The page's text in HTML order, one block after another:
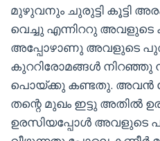
മുഴുവനും ചുരുട്ടി കൂട്ടി
വെച്ചു എന്നിററു
അപ്പോഴാണു അവളുടെ
കുററിരോമങ്ങൾ നിറഞ്ഞു
പൊയ്ക്കു കണ്ടതു. അവൻ
തന്റെ മുഖം ഇട്ടു അതിൽ
ഉരസിയപ്പോൾ അവളുടെ